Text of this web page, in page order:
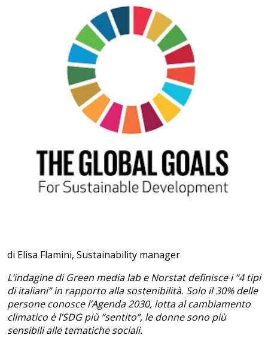
di Elisa Flamini, Sustainability manager
L’indagine di Green media lab e Norstat definisce i “4 tipi
di italiani” in rapporto alla sostenibilità. Solo il 30% delle
persone conosce l’Agenda 2030, lotta al cambiamento
climatico è l’SDG più “sentito”, le donne sono più
sensibili alle tematiche sociali.